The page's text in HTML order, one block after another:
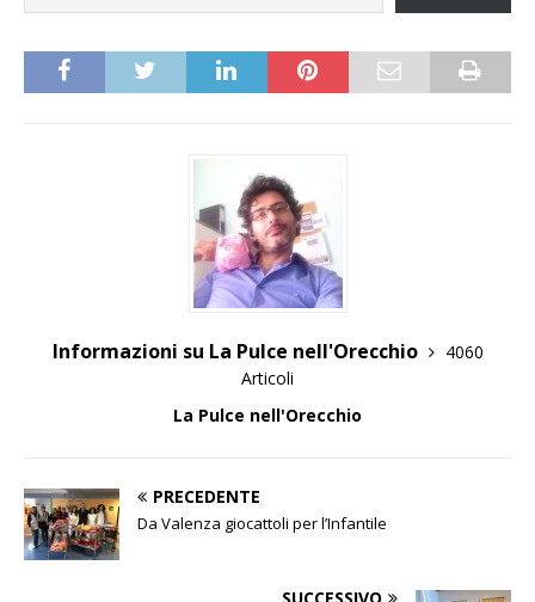
Informazioni su La Pulce nell'Orecchio
4060
Articoli
La Pulce nell'Orecchio
PRECEDENTE
Da Valenza giocattoli per l’Infantile